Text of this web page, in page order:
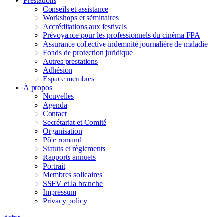
Conseils et assistance
Workshops et séminaires
Accréditations aux festivals
Prévoyance pour les professionnels du cinéma FPA
Assurance collective indemnité journalière de maladie
Fonds de protection juridique
Autres prestations
Adhésion
Espace membres
À propos
Nouvelles
Agenda
Contact
Secrétariat et Comité
Organisation
Pôle romand
Statuts et règlements
Rapports annuels
Portrait
Membres solidaires
SSFV et la branche
Impressum
Privacy policy